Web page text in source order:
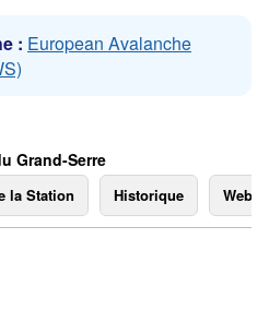
: European Avalanche
Grand-Serre
la Station Historique